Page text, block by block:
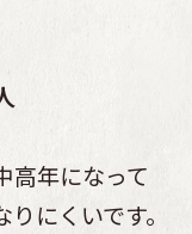
高年になって
にくいです。